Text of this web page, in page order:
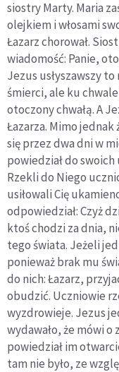
siostry Marty. Maria
olejkiem i włosami
Łazarz chorował.
wiadomość: Panie,
Jezus usłyszawszy
śmierci, ale ku
otoczony chwałą. A
Łazarza. Mimo jednak
się przez dwa dni w
powiedział do
Rzekli do Niego
usiłowali Cię
odpowiedział: Czyż
ktoś chodzi za dnia,
tego świata. Jeżeli
ponieważ brak mu
do nich: Łazarz,
obudzić. Uczniowie
wyzdrowieje. Jezus
wydawało, że mówi o
powiedział im
tam nie było, ze